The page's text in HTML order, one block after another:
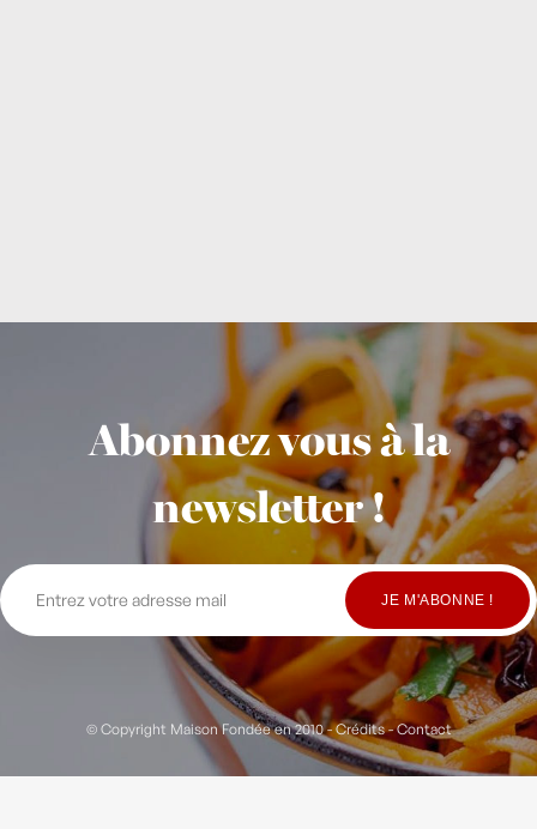
Abonnez vous à la
newsletter !
© Copyright Maison Fondée en 2010-Crédits-Contact